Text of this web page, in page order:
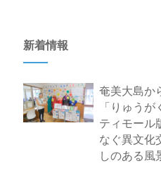
新着情報
奄美大島か
「りゅう
ティモール
なぐ異文化
しのある風